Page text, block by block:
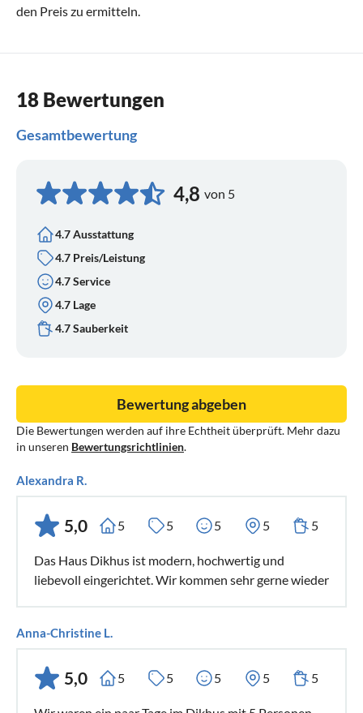
den Preis zu ermitteln.
18 Bewertungen
Gesamtbewertung
4,8 von 5
4.7 Ausstattung
4.7 Preis/Leistung
4.7 Service
4.7 Lage
4.7 Sauberkeit
Die Bewertungen werden auf ihre Echtheit überprüft. Mehr dazu
in unseren Bewertungsrichtlinien.
Bewertung abgeben
Alexandra R.
5,0 5 5 5 5 5
Das Haus Dikhus ist modern, hochwertig und
liebevoll eingerichtet. Wir kommen sehr gerne wieder
Anna-Christine L.
5,0 5 5 5 5 5